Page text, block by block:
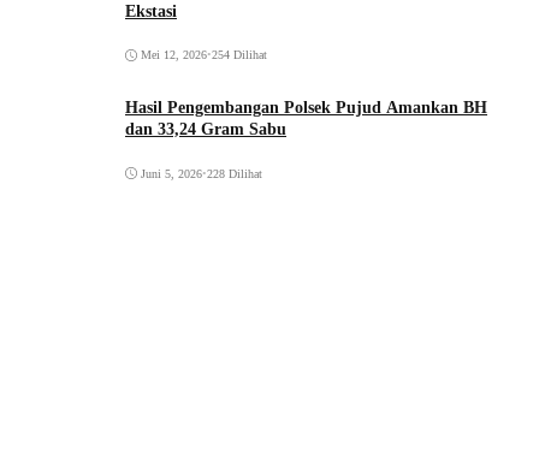
Ekstasi
Mei 12, 2026•254 Dilihat
Hasil Pengembangan Polsek Pujud Amankan BH
dan 33,24 Gram Sabu
Juni 5, 2026•228 Dilihat